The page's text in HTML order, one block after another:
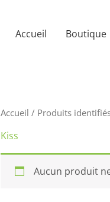
Accueil Boutique
Accueil / Produits identifiés
Kiss
Aucun produit